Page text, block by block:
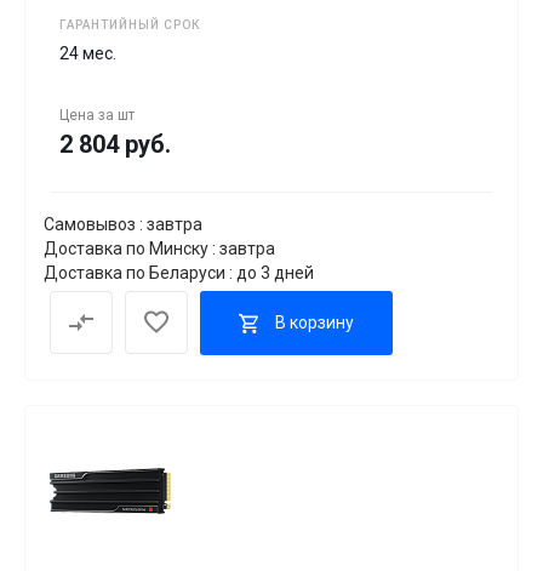
ГАРАНТИЙНЫЙ СРОК
24 мес.
Цена за шт
2 804 руб.
Самовывоз : завтра
Доставка по Минску : завтра
Доставка по Беларуси : до 3 дней
В корзину